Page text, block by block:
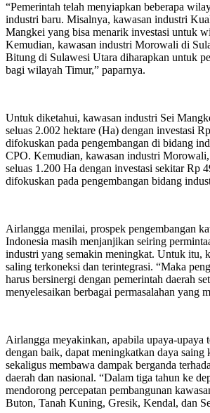
“Pemerintah telah menyiapkan beberapa
industri baru. Misalnya, kawasan industri
Mangkei yang bisa menarik investasi untuk
Kemudian, kawasan industri Morowali di
Bitung di Sulawesi Utara diharapkan untuk
bagi wilayah Timur,” paparnya.
Untuk diketahui, kawasan industri Sei
seluas 2.002 hektare (Ha) dengan investasi
difokuskan pada pengembangan di bidang
CPO. Kemudian, kawasan industri
seluas 1.200 Ha dengan investasi sekitar Rp
difokuskan pada pengembangan bidang
Airlangga menilai, prospek pengembangan
Indonesia masih menjanjikan seiring
industri yang semakin meningkat. Untuk itu,
saling terkoneksi dan terintegrasi. “Maka
harus bersinergi dengan pemerintah daerah
menyelesaikan berbagai permasalahan yang
Airlangga meyakinkan, apabila upaya-upaya
dengan baik, dapat meningkatkan daya saing
sekaligus membawa dampak berganda
daerah dan nasional. “Dalam tiga tahun ke
mendorong percepatan pembangunan
Buton, Tanah Kuning, Gresik, Kendal, dan